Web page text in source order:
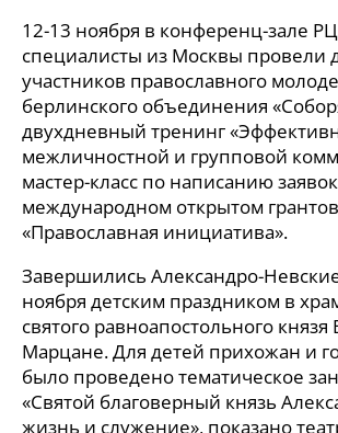
12-13 ноября в конференц-зале
специалисты из Москвы провели
участников православного
берлинского объединения
двухдневный тренинг
межличностной и групповой
мастер-класс по написанию
международном открытом
«Православная инициатива».
Завершились Александро-
ноября детским праздником в
святого равноапостольного
Марцане. Для детей прихожан и
было проведено тематическое
«Святой благоверный князь
жизнь и служение», показано